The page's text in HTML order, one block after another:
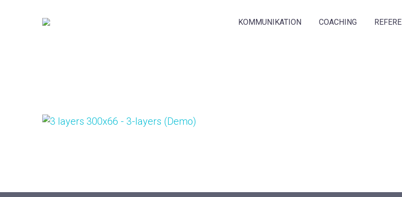
KOMMUNIKATION COACHING